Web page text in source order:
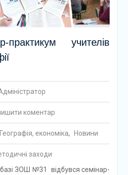
практикум учителів
коментар
економіка, Новини
заходи
ЗОШ №31 відбувся семінар-